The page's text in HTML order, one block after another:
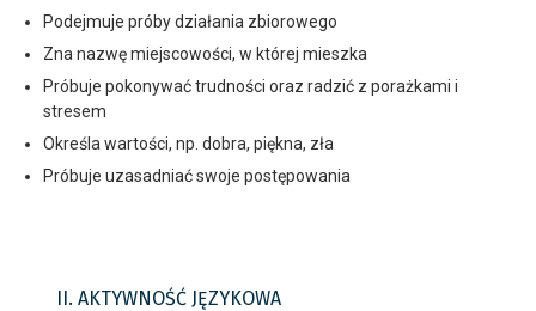
Podejmuje próby działania zbiorowego
Zna nazwę miejscowości, w której mieszka
Próbuje pokonywać trudności oraz radzić z porażkami i
stresem
Określa wartości, np. dobra, piękna, zła
Próbuje uzasadniać swoje postępowania
II. AKTYWNOŚĆ JĘZYKOWA